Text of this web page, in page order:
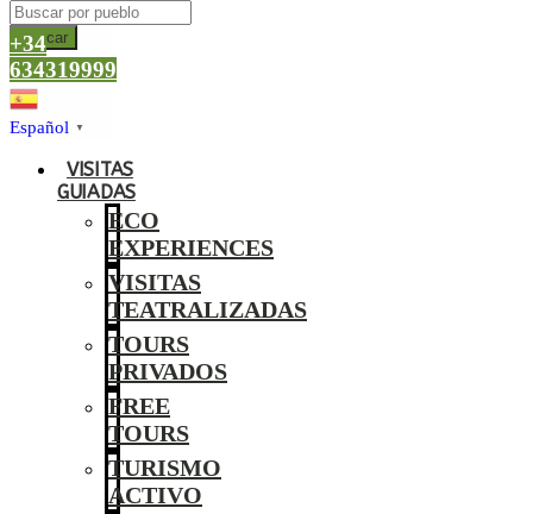
Buscar
+34
634319999
Español ▼
VISITAS
GUIADAS
ECO
EXPERIENCES
VISITAS
TEATRALIZADAS
TOURS
PRIVADOS
FREE
TOURS
TURISMO
ACTIVO